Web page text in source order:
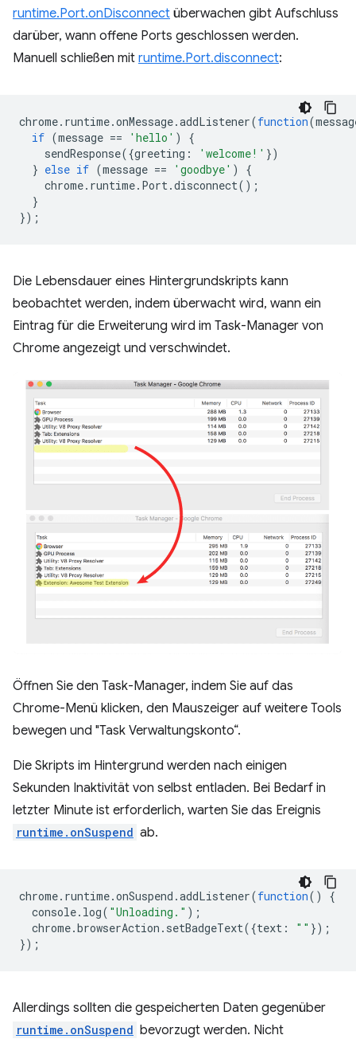
runtime.Port.onDisconnect überwachen gibt Aufschluss
darüber, wann offene Ports geschlossen werden.
Manuell schließen mit runtime.Port.disconnect:
chrome. runtime.onMessage.addListener(function(
if (message == 'hello' )
{
sendResponse({greeting : 'welcome!' })
} else if (message == 'goodbye' )
{
chrome. runtime. Port.disconnect();
}
});
Die Lebensdauer eines Hintergrundskripts kann
beobachtet werden, indem überwacht wird, wann ein
Eintrag für die Erweiterung wird im Task-Manager von
Chrome angezeigt und verschwindet.
Öffnen Sie den Task-Manager, indem Sie auf das
Chrome-Menü klicken, den Mauszeiger auf weitere Tools
bewegen und "Task Verwaltungskonto“.
Die Skripts im Hintergrund werden nach einigen
Sekunden Inaktivität von selbst entladen. Bei Bedarf in
letzter Minute ist erforderlich, warten Sie das Ereignis
runtime.onSuspend ab.
chrome. runtime.onSuspend .addListener(function()
{
console. log( "Unloading." );
chrome.browserAction . setBadgeText({text : "" });
});
Allerdings sollten die gespeicherten Daten gegenüber
runtime.onSuspend bevorzugt werden. Nicht